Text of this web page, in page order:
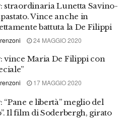
straordinaria Lunetta Savino-
Vince anche in
battuta la De Filippi
24 MAGGIO 2020
vince Maria De Filippi con
17 MAGGIO 2020
“Pane e libertà” meglio del
Il film di Soderbergh, girato